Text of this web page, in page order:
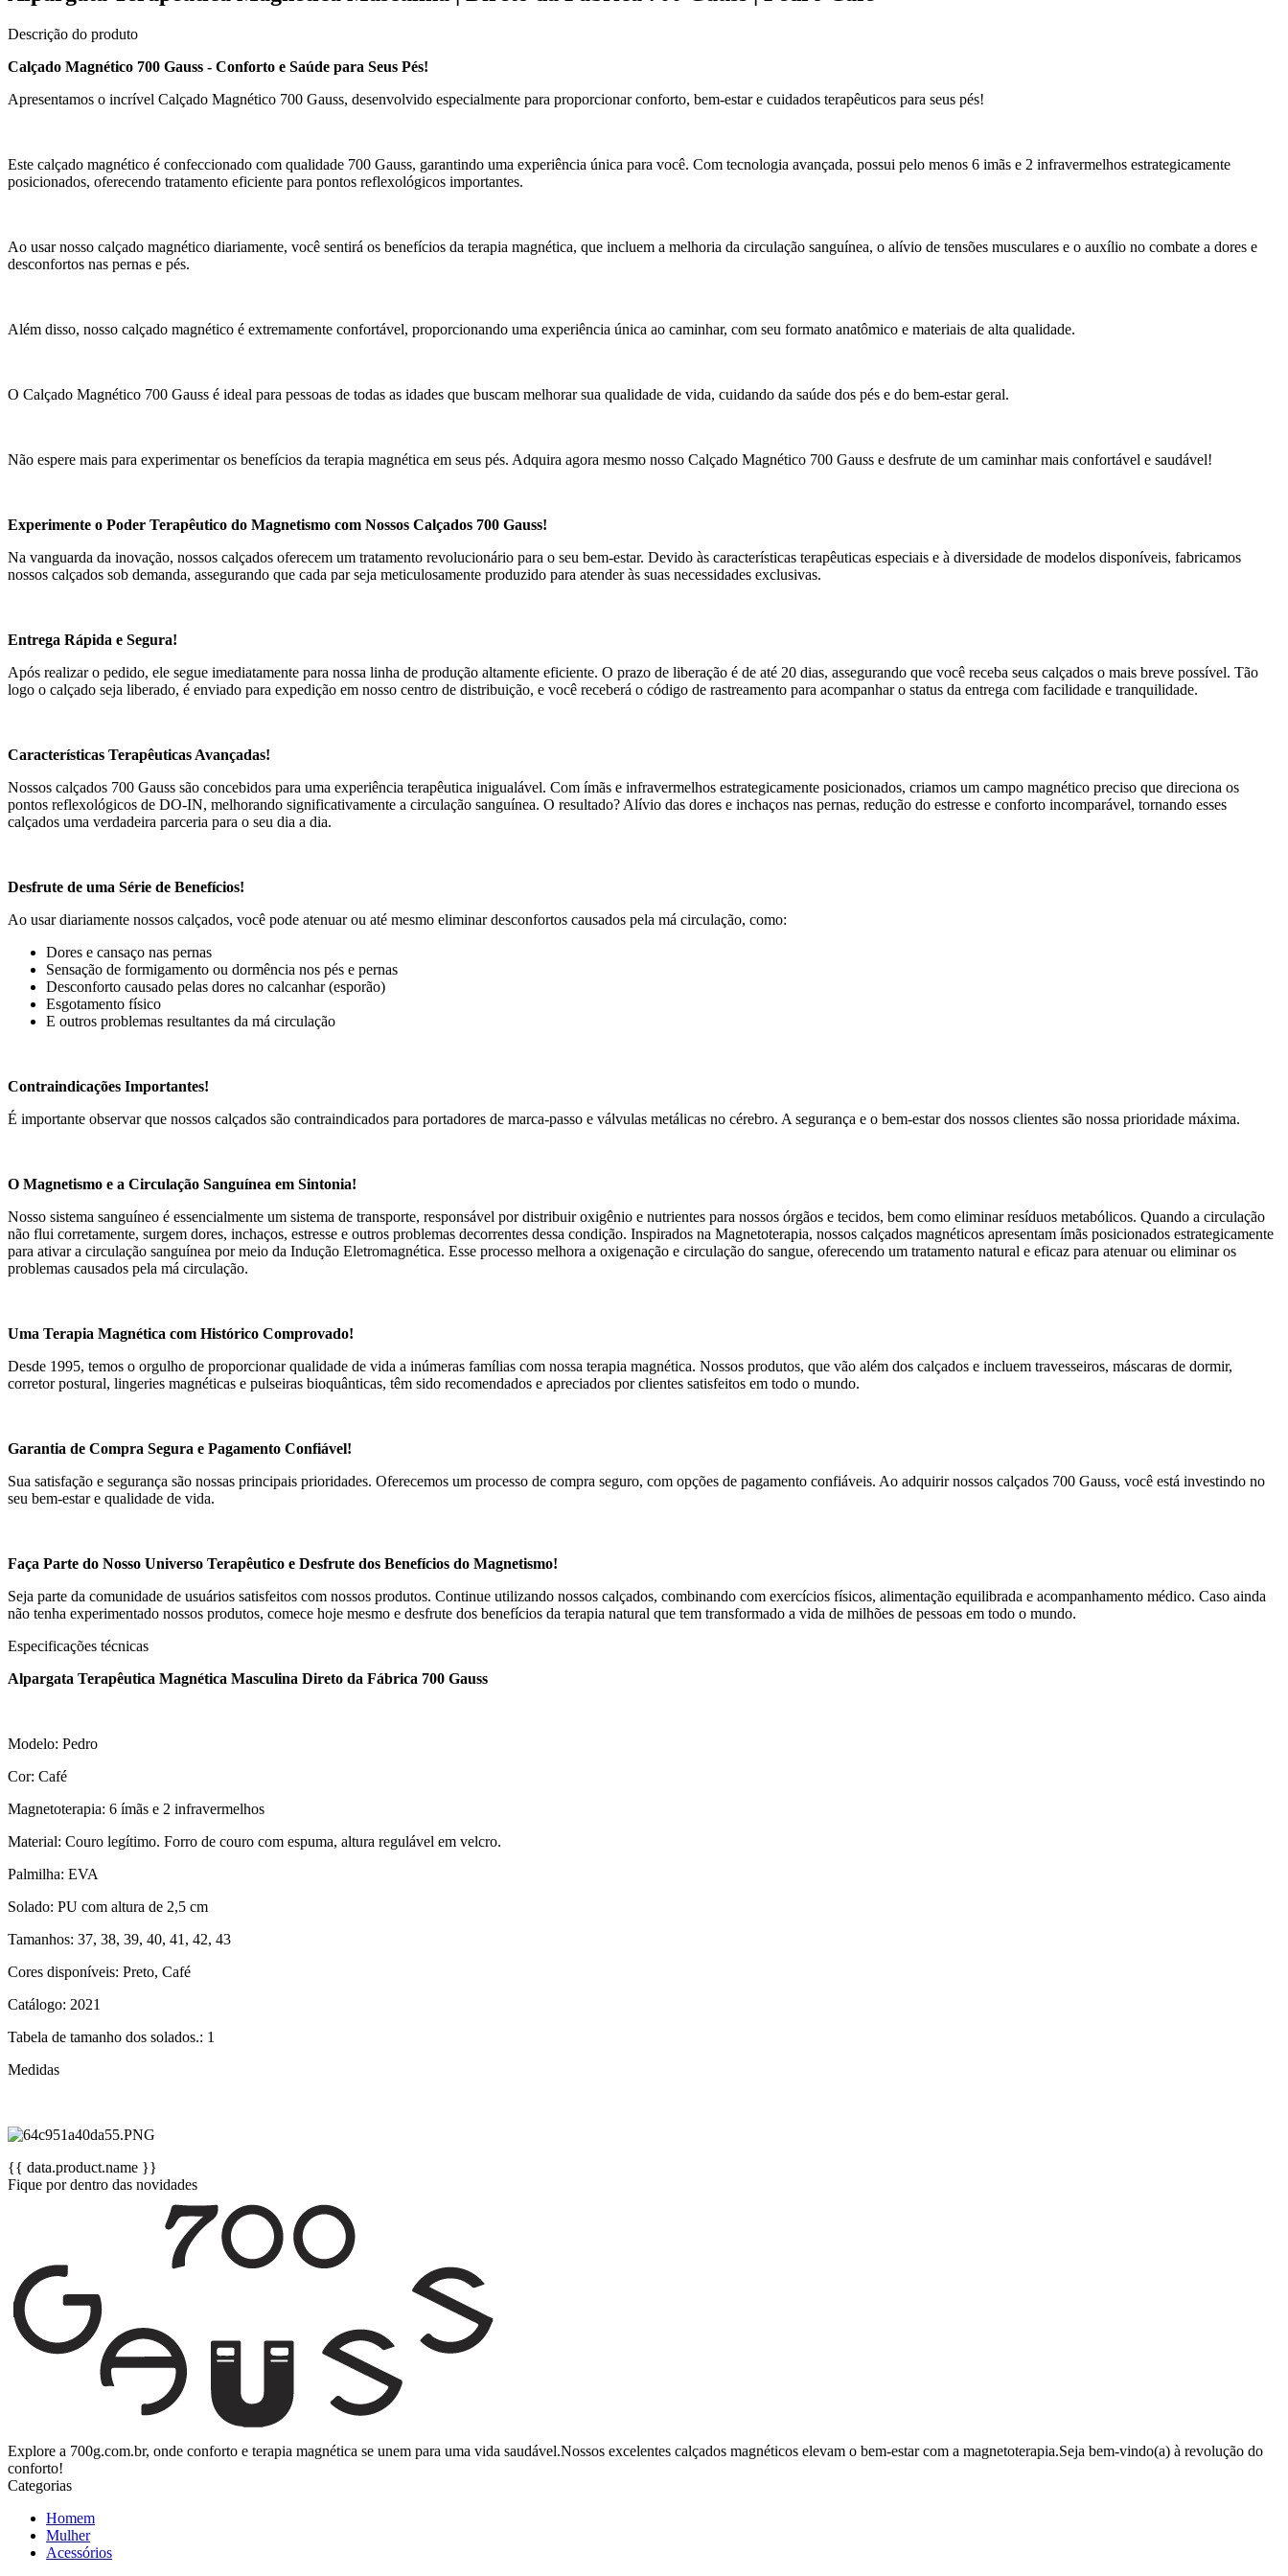
Descrição do produto
Calçado Magnético 700 Gauss - Conforto e Saúde para Seus Pés!
Apresentamos o incrível Calçado Magnético 700 Gauss, desenvolvido especialmente para proporcionar conforto, bem-estar e cuidados terapêuticos para seus pés!
Este calçado magnético é confeccionado com qualidade 700 Gauss, garantindo uma experiência única para você. Com tecnologia avançada, possui pelo menos 6 imãs e 2 infravermelhos estrategicamente
posicionados, oferecendo tratamento eficiente para pontos reflexológicos importantes.
Ao usar nosso calçado magnético diariamente, você sentirá os benefícios da terapia magnética, que incluem a melhoria da circulação sanguínea, o alívio de tensões musculares e o auxílio no combate a dores e
desconfortos nas pernas e pés.
Além disso, nosso calçado magnético é extremamente confortável, proporcionando uma experiência única ao caminhar, com seu formato anatômico e materiais de alta qualidade.
O Calçado Magnético 700 Gauss é ideal para pessoas de todas as idades que buscam melhorar sua qualidade de vida, cuidando da saúde dos pés e do bem-estar geral.
Não espere mais para experimentar os benefícios da terapia magnética em seus pés. Adquira agora mesmo nosso Calçado Magnético 700 Gauss e desfrute de um caminhar mais confortável e saudável!
Experimente o Poder Terapêutico do Magnetismo com Nossos Calçados 700 Gauss!
Na vanguarda da inovação, nossos calçados oferecem um tratamento revolucionário para o seu bem-estar. Devido às características terapêuticas especiais e à diversidade de modelos disponíveis, fabricamos
nossos calçados sob demanda, assegurando que cada par seja meticulosamente produzido para atender às suas necessidades exclusivas.
Entrega Rápida e Segura!
Após realizar o pedido, ele segue imediatamente para nossa linha de produção altamente eficiente. O prazo de liberação é de até 20 dias, assegurando que você receba seus calçados o mais breve possível. Tão
logo o calçado seja liberado, é enviado para expedição em nosso centro de distribuição, e você receberá o código de rastreamento para acompanhar o status da entrega com facilidade e tranquilidade.
Características Terapêuticas Avançadas!
Nossos calçados 700 Gauss são concebidos para uma experiência terapêutica inigualável. Com ímãs e infravermelhos estrategicamente posicionados, criamos um campo magnético preciso que direciona os
pontos reflexológicos de DO-IN, melhorando significativamente a circulação sanguínea. O resultado? Alívio das dores e inchaços nas pernas, redução do estresse e conforto incomparável, tornando esses
calçados uma verdadeira parceria para o seu dia a dia.
Desfrute de uma Série de Benefícios!
Ao usar diariamente nossos calçados, você pode atenuar ou até mesmo eliminar desconfortos causados pela má circulação, como:
Dores e cansaço nas pernas
Sensação de formigamento ou dormência nos pés e pernas
Desconforto causado pelas dores no calcanhar (esporão)
Esgotamento físico
E outros problemas resultantes da má circulação
Contraindicações Importantes!
É importante observar que nossos calçados são contraindicados para portadores de marca-passo e válvulas metálicas no cérebro. A segurança e o bem-estar dos nossos clientes são nossa prioridade máxima.
O Magnetismo e a Circulação Sanguínea em Sintonia!
Nosso sistema sanguíneo é essencialmente um sistema de transporte, responsável por distribuir oxigênio e nutrientes para nossos órgãos e tecidos, bem como eliminar resíduos metabólicos. Quando a circulação
não flui corretamente, surgem dores, inchaços, estresse e outros problemas decorrentes dessa condição. Inspirados na Magnetoterapia, nossos calçados magnéticos apresentam ímãs posicionados estrategicamente
para ativar a circulação sanguínea por meio da Indução Eletromagnética. Esse processo melhora a oxigenação e circulação do sangue, oferecendo um tratamento natural e eficaz para atenuar ou eliminar os
problemas causados pela má circulação.
Uma Terapia Magnética com Histórico Comprovado!
Desde 1995, temos o orgulho de proporcionar qualidade de vida a inúmeras famílias com nossa terapia magnética. Nossos produtos, que vão além dos calçados e incluem travesseiros, máscaras de dormir,
corretor postural, lingeries magnéticas e pulseiras bioquânticas, têm sido recomendados e apreciados por clientes satisfeitos em todo o mundo.
Garantia de Compra Segura e Pagamento Confiável!
Sua satisfação e segurança são nossas principais prioridades. Oferecemos um processo de compra seguro, com opções de pagamento confiáveis. Ao adquirir nossos calçados 700 Gauss, você está investindo no
seu bem-estar e qualidade de vida.
Faça Parte do Nosso Universo Terapêutico e Desfrute dos Benefícios do Magnetismo!
Seja parte da comunidade de usuários satisfeitos com nossos produtos. Continue utilizando nossos calçados, combinando com exercícios físicos, alimentação equilibrada e acompanhamento médico. Caso ainda
não tenha experimentado nossos produtos, comece hoje mesmo e desfrute dos benefícios da terapia natural que tem transformado a vida de milhões de pessoas em todo o mundo.
Especificações técnicas
Alpargata Terapêutica Magnética Masculina Direto da Fábrica 700 Gauss
Modelo: Pedro
Cor: Café
Magnetoterapia: 6 ímãs e 2 infravermelhos
Material: Couro legítimo. Forro de couro com espuma, altura regulável em velcro.
Palmilha: EVA
Solado: PU com altura de 2,5 cm
Tamanhos: 37, 38, 39, 40, 41, 42, 43
Cores disponíveis: Preto, Café
Catálogo: 2021
Tabela de tamanho dos solados.: 1
Medidas
{{ data.product.name }}
Fique por dentro das novidades
Explore a 700g.com.br, onde conforto e terapia magnética se unem para uma vida saudável.Nossos excelentes calçados magnéticos elevam o bem-estar com a magnetoterapia.Seja bem-vindo(a) à revolução do
conforto!
Categorias
Homem
Mulher
Acessórios